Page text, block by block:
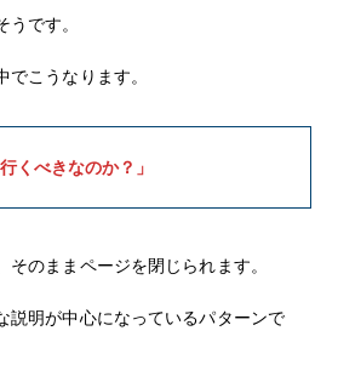
です。
こうなります。
くべきなのか？」
のままページを閉じられます。
説明が中心になっているパターンで